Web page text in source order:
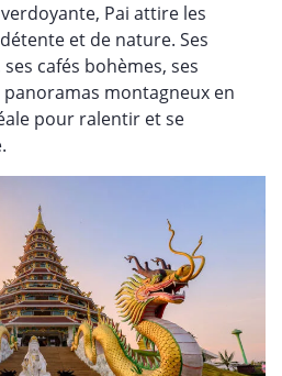
Pai attire les
et de nature. Ses
cafés bohèmes, ses
montagneux en
pour ralentir et se